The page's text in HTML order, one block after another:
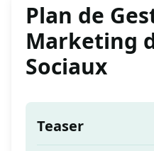
Plan de
Marketing
Sociaux
Teaser